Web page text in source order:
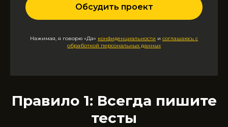
Обсудить проект
Нажимая, я говорю «Да» конфиденциальности и соглашаюсь с
обработкой персональных данных
Правило 1: Всегда пишите
тесты